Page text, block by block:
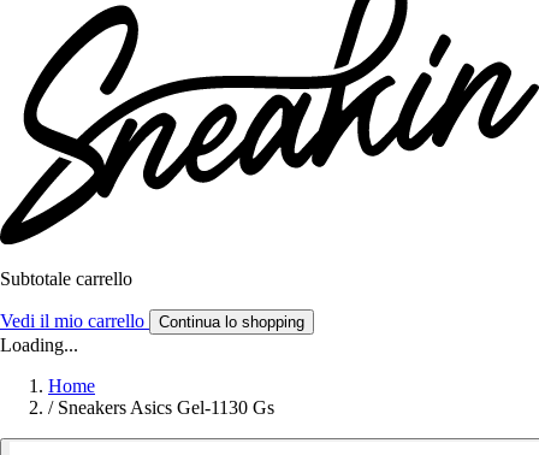
Subtotale carrello
Vedi il mio carrello Continua lo shopping
Loading...
Home
/ Sneakers Asics Gel-1130 Gs